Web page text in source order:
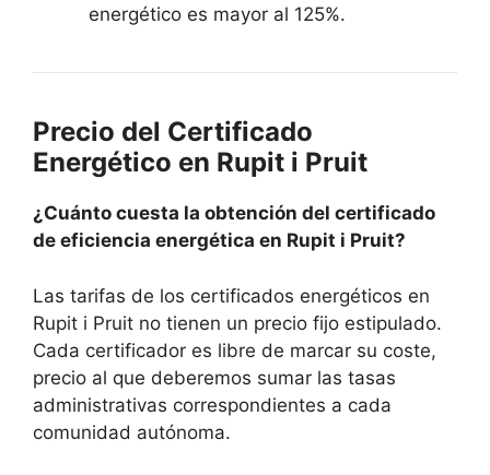
energético es mayor al 125%.
Precio del Certificado
Energético en Rupit i Pruit
¿Cuánto cuesta la obtención del certificado
de eficiencia energética en Rupit i Pruit?
Las tarifas de los certificados energéticos en
Rupit i Pruit no tienen un precio fijo estipulado.
Cada certificador es libre de marcar su coste,
precio al que deberemos sumar las tasas
administrativas correspondientes a cada
comunidad autónoma.